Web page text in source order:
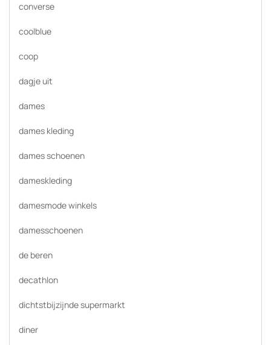
converse
coolblue
coop
dagje uit
dames
dames kleding
dames schoenen
dameskleding
damesmode winkels
damesschoenen
de beren
decathlon
dichtstbijzijnde supermarkt
diner